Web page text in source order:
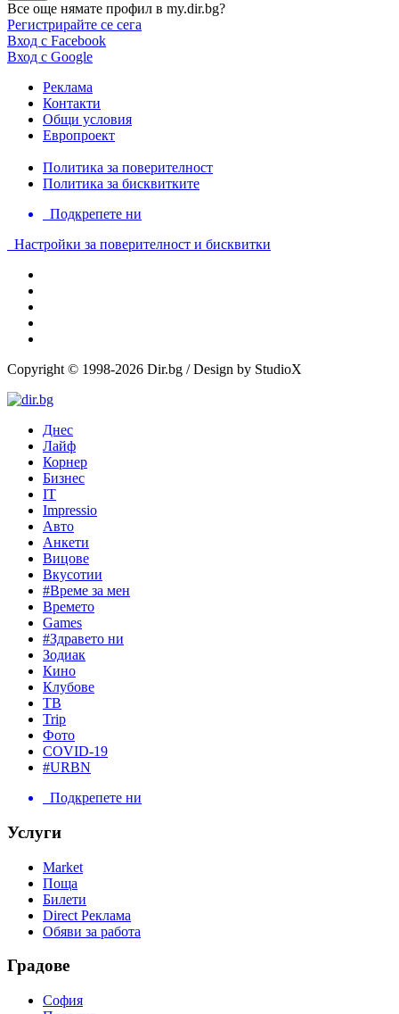
Все още нямате профил в my.dir.bg?
Регистрирайте се сега
Вход с Facebook
Вход с Google
Реклама
Контакти
Общи условия
Европроект
Политика за поверителност
Политика за бисквитките
Подкрепете ни
Настройки за поверителност и бисквитки
Copyright © 1998-2026 Dir.bg / Design by StudioX
Днес
Лайф
Корнер
Бизнес
IT
Impressio
Авто
Анкети
Вицове
Вкусотии
#Време за мен
Времето
Games
#Здравето ни
Зодиак
Кино
Клубове
ТВ
Trip
Фото
COVID-19
#URBN
Подкрепете ни
Услуги
Market
Поща
Билети
Direct Реклама
Обяви за работа
Градове
София